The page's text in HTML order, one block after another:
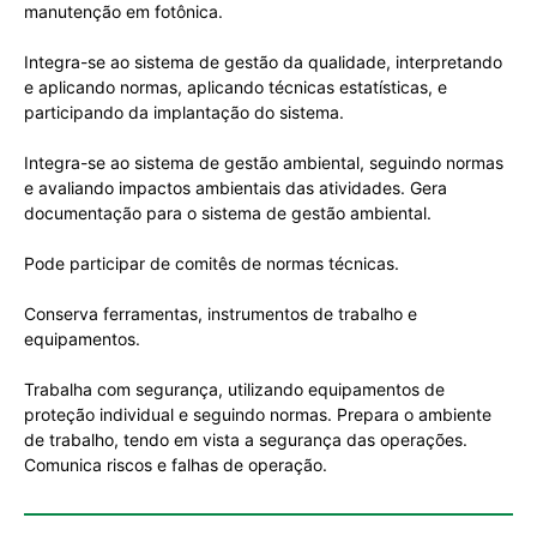
manutenção em fotônica.
Integra-se ao sistema de gestão da qualidade, interpretando
e aplicando normas, aplicando técnicas estatísticas, e
participando da implantação do sistema.
Integra-se ao sistema de gestão ambiental, seguindo normas
e avaliando impactos ambientais das atividades. Gera
documentação para o sistema de gestão ambiental.
Pode participar de comitês de normas técnicas.
Conserva ferramentas, instrumentos de trabalho e
equipamentos.
Trabalha com segurança, utilizando equipamentos de
proteção individual e seguindo normas. Prepara o ambiente
de trabalho, tendo em vista a segurança das operações.
Comunica riscos e falhas de operação.